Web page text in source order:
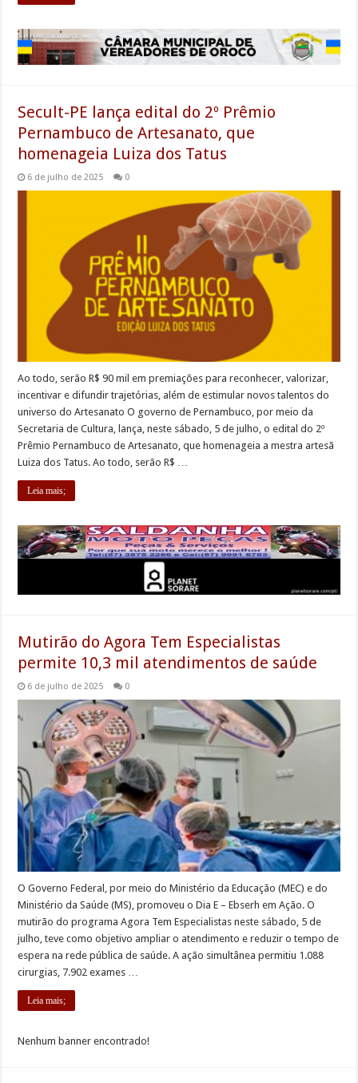
Secult-PE lança edital do 2º Prêmio
Pernambuco de Artesanato, que
homenageia Luiza dos Tatus
6 de julho de 2025 0
Ao todo, serão R$ 90 mil em premiações para reconhecer, valorizar,
incentivar e difundir trajetórias, além de estimular novos talentos do
universo do Artesanato O governo de Pernambuco, por meio da
Secretaria de Cultura, lança, neste sábado, 5 de julho, o edital do 2º
Prêmio Pernambuco de Artesanato, que homenageia a mestra artesã
Luiza dos Tatus. Ao todo, serão R$ …
Leia mais;
Mutirão do Agora Tem Especialistas
permite 10,3 mil atendimentos de saúde
6 de julho de 2025 0
O Governo Federal, por meio do Ministério da Educação (MEC) e do
Ministério da Saúde (MS), promoveu o Dia E – Ebserh em Ação. O
mutirão do programa Agora Tem Especialistas neste sábado, 5 de
julho, teve como objetivo ampliar o atendimento e reduzir o tempo de
espera na rede pública de saúde. A ação simultânea permitiu 1.088
cirurgias, 7.902 exames …
Leia mais;
Nenhum banner encontrado!